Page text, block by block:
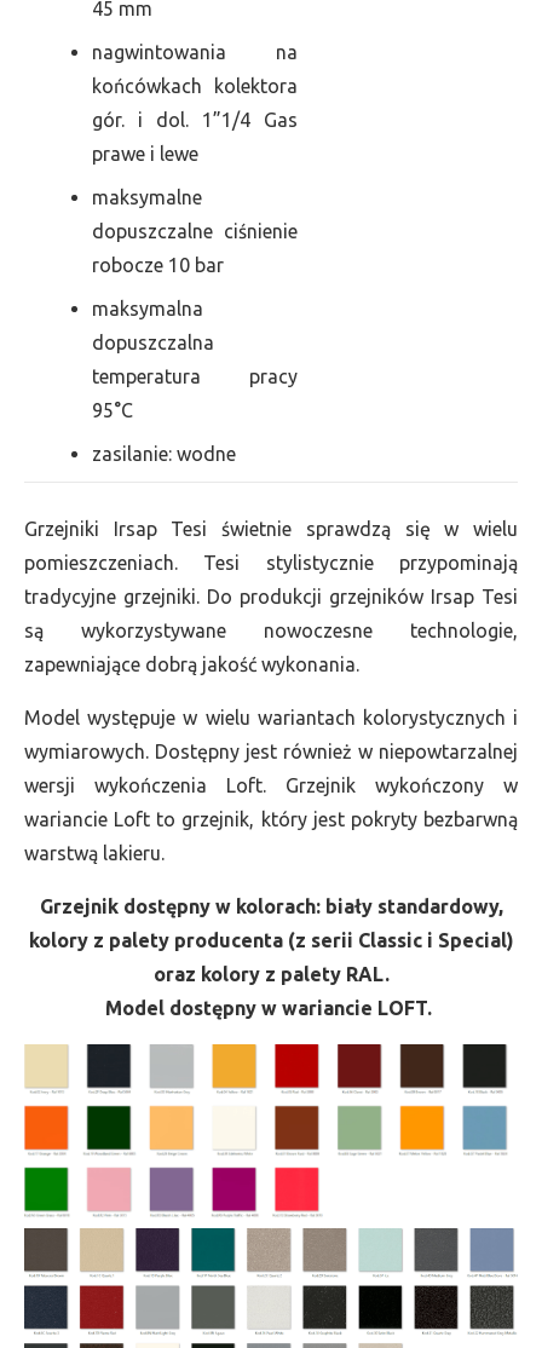
45 mm
nagwintowania na
końcówkach kolektora
gór. i dol. 1”1/4 Gas
prawe i lewe
maksymalne
dopuszczalne ciśnienie
robocze 10 bar
maksymalna
dopuszczalna
temperatura pracy
95°C
zasilanie: wodne
Grzejniki Irsap Tesi świetnie sprawdzą się w wielu
pomieszczeniach. Tesi stylistycznie przypominają
tradycyjne grzejniki. Do produkcji grzejników Irsap Tesi
są wykorzystywane nowoczesne technologie,
zapewniające dobrą jakość wykonania.
Model występuje w wielu wariantach kolorystycznych i
wymiarowych. Dostępny jest również w niepowtarzalnej
wersji wykończenia Loft. Grzejnik wykończony w
wariancie Loft to grzejnik, który jest pokryty bezbarwną
warstwą lakieru.
Grzejnik dostępny w kolorach: biały standardowy,
kolory z palety producenta (z serii Classic i Special)
oraz kolory z palety RAL.
Model dostępny w wariancie LOFT.